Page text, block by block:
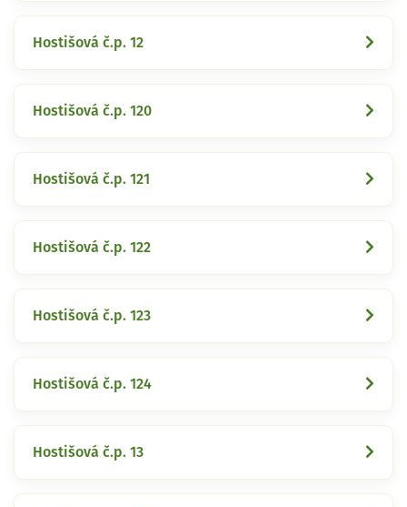
Hostišová č.p. 12
Hostišová č.p. 120
Hostišová č.p. 121
Hostišová č.p. 122
Hostišová č.p. 123
Hostišová č.p. 124
Hostišová č.p. 13